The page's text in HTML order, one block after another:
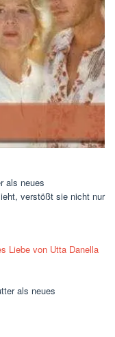
als neues
verstößt sie nicht nur
als neues